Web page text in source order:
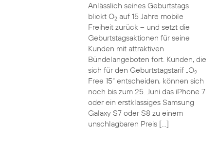
Anlässlich seines Geburtstags
blickt O2auf 15 Jahre mobile
Freiheit zurück – und setzt die
Geburtstagsaktionen für seine
Kunden mit attraktiven
Bündelangeboten fort. Kunden, die
sich für den Geburtstagstarif „O2
Free 15“ entscheiden, können sich
noch bis zum 25. Juni das iPhone 7
oder ein erstklassiges Samsung
Galaxy S7 oder S8 zu einem
unschlagbaren Preis […]